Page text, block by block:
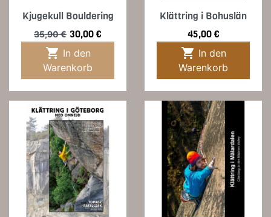
Kjugekull Bouldering
Verkaufspreis
35,90 € Preis
30,00 €

Warenkorb
Klättring i Bohuslän
Preis
45,00 €

Warenkorb